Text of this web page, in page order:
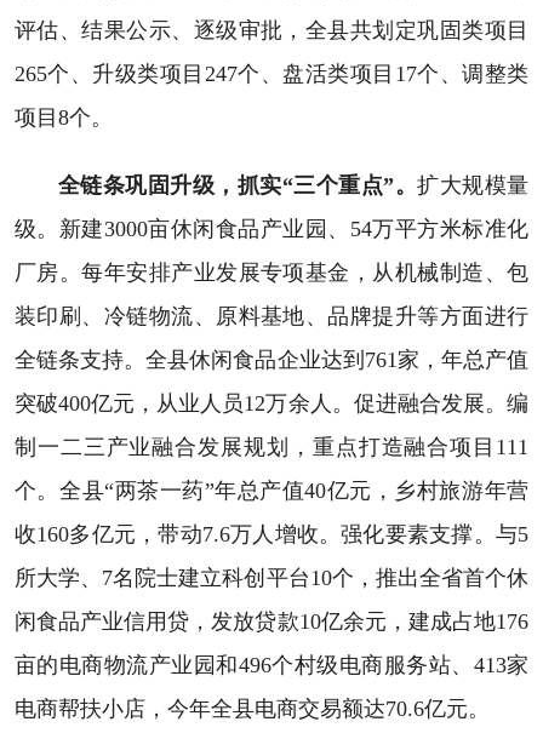
评估、结果公示、逐级审批，全县共划定巩固类项目
265个、升级类项目247个、盘活类项目17个、调整类
项目8个。
全链条巩固升级，抓实“三个重点”。扩大规模量
级。新建3000亩休闲食品产业园、54万平方米标准化
厂房。每年安排产业发展专项基金，从机械制造、包
装印刷、冷链物流、原料基地、品牌提升等方面进行
全链条支持。全县休闲食品企业达到761家，年总产值
突破400亿元，从业人员12万余人。促进融合发展。编
制一二三产业融合发展规划，重点打造融合项目111
个。全县“两茶一药”年总产值40亿元，乡村旅游年营
收160多亿元，带动7.6万人增收。强化要素支撑。与5
所大学、7名院士建立科创平台10个，推出全省首个休
闲食品产业信用贷，发放贷款10亿余元，建成占地176
亩的电商物流产业园和496个村级电商服务站、413家
电商帮扶小店，今年全县电商交易额达70.6亿元。